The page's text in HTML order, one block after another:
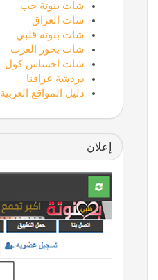
شات بنوتة حب
شات العراق
شات بنوتة قلبي
شات بحور العرب
شات احساس كول
دردشة عراقنا
دليل المواقع العربية
إعلان